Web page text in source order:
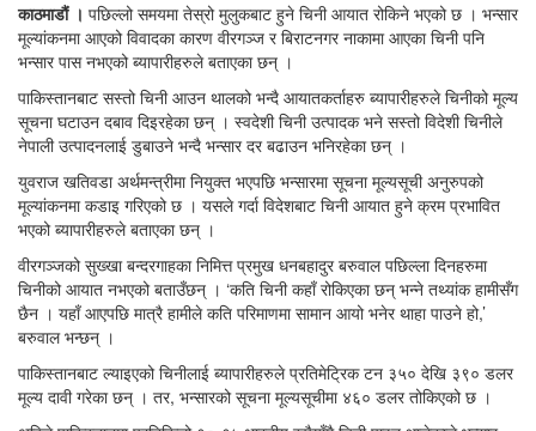
काठमाडौं । पछिल्लो समयमा तेस्रो मुलुकबाट हुने चिनी आयात रोकिने भएको छ । भन्सार
मूल्यांकनमा आएको विवादका कारण वीरगञ्ज र बिराटनगर नाकामा आएका चिनी पनि
भन्सार पास नभएको ब्यापारीहरुले बताएका छन् ।
पाकिस्तानबाट सस्तो चिनी आउन थालको भन्दै आयातकर्ताहरु ब्यापारीहरुले चिनीको मूल्य
सूचना घटाउन दबाव दिइरहेका छन् । स्वदेशी चिनी उत्पादक भने सस्तो विदेशी चिनीले
नेपाली उत्पादनलाई डुबाउने भन्दै भन्सार दर बढाउन भनिरहेका छन् ।
युवराज खतिवडा अर्थमन्त्रीमा नियुक्त भएपछि भन्सारमा सूचना मूल्यसूची अनुरुपको
मूल्यांकनमा कडाइ गरिएको छ । यसले गर्दा विदेशबाट चिनी आयात हुने क्रम प्रभावित
भएको ब्यापारीहरुले बताएका छन् ।
वीरगञ्जको सुख्खा बन्दरगाहका निमित्त प्रमुख धनबहादुर बरुवाल पछिल्ला दिनहरुमा
चिनीको आयात नभएको बताउँछन् । ‘कति चिनी कहाँ रोकिएका छन् भन्ने तथ्यांक हामीसँग
छैन । यहाँ आएपछि मात्रै हामीले कति परिमाणमा सामान आयो भनेर थाहा पाउने हो,’
बरुवाल भन्छन् ।
पाकिस्तानबाट ल्याइएको चिनीलाई ब्यापारीहरुले प्रतिमेट्रिक टन ३५० देखि ३९० डलर
मूल्य दावी गरेका छन् । तर, भन्सारको सूचना मूल्यसूचीमा ४६० डलर तोकिएको छ ।